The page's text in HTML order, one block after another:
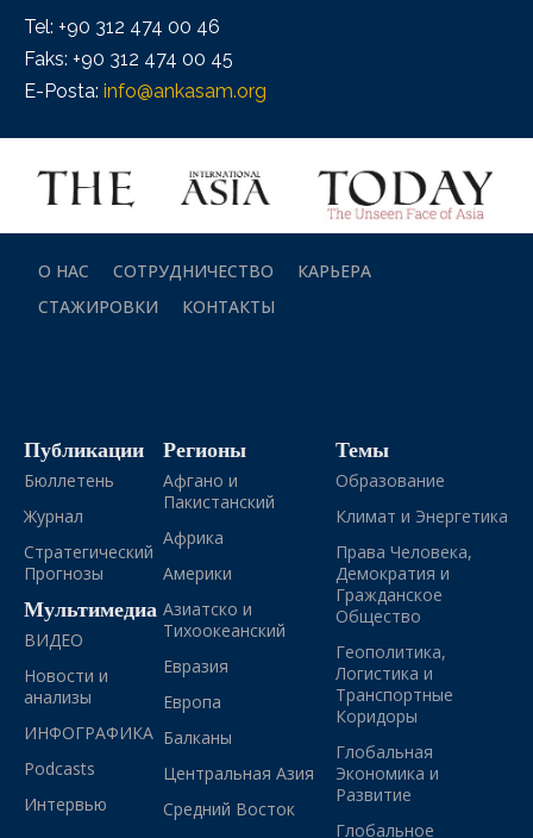
Tel: +90 312 474 00 46
Faks: +90 312 474 00 45
E-Posta: info@ankasam.org
О НАС СОТРУДНИЧЕСТВО
КАРЬЕРА
СТАЖИРОВКИ
КОНТАКТЫ
Публикации
Бюллетень
Журнал
Стратегический
Прогнозы
Мультимедиа
ВИДЕО
Новости и
анализы
ИНФОГРАФИКА
Podcasts
Интервью
Регионы
Афгано и
Пакистанский
Африка
Америки
Азиатско и
Тихоокеанский
Евразия
Европа
Балканы
Центральная Азия
Средний Восток
Темы
Образование
Климат и Энергетика
Права Человека,
Демократия и
Гражданское
Общество
Геополитика,
Логистика и
Транспортные
Коридоры
Глобальная
Экономика и
Развитие
Глобальное